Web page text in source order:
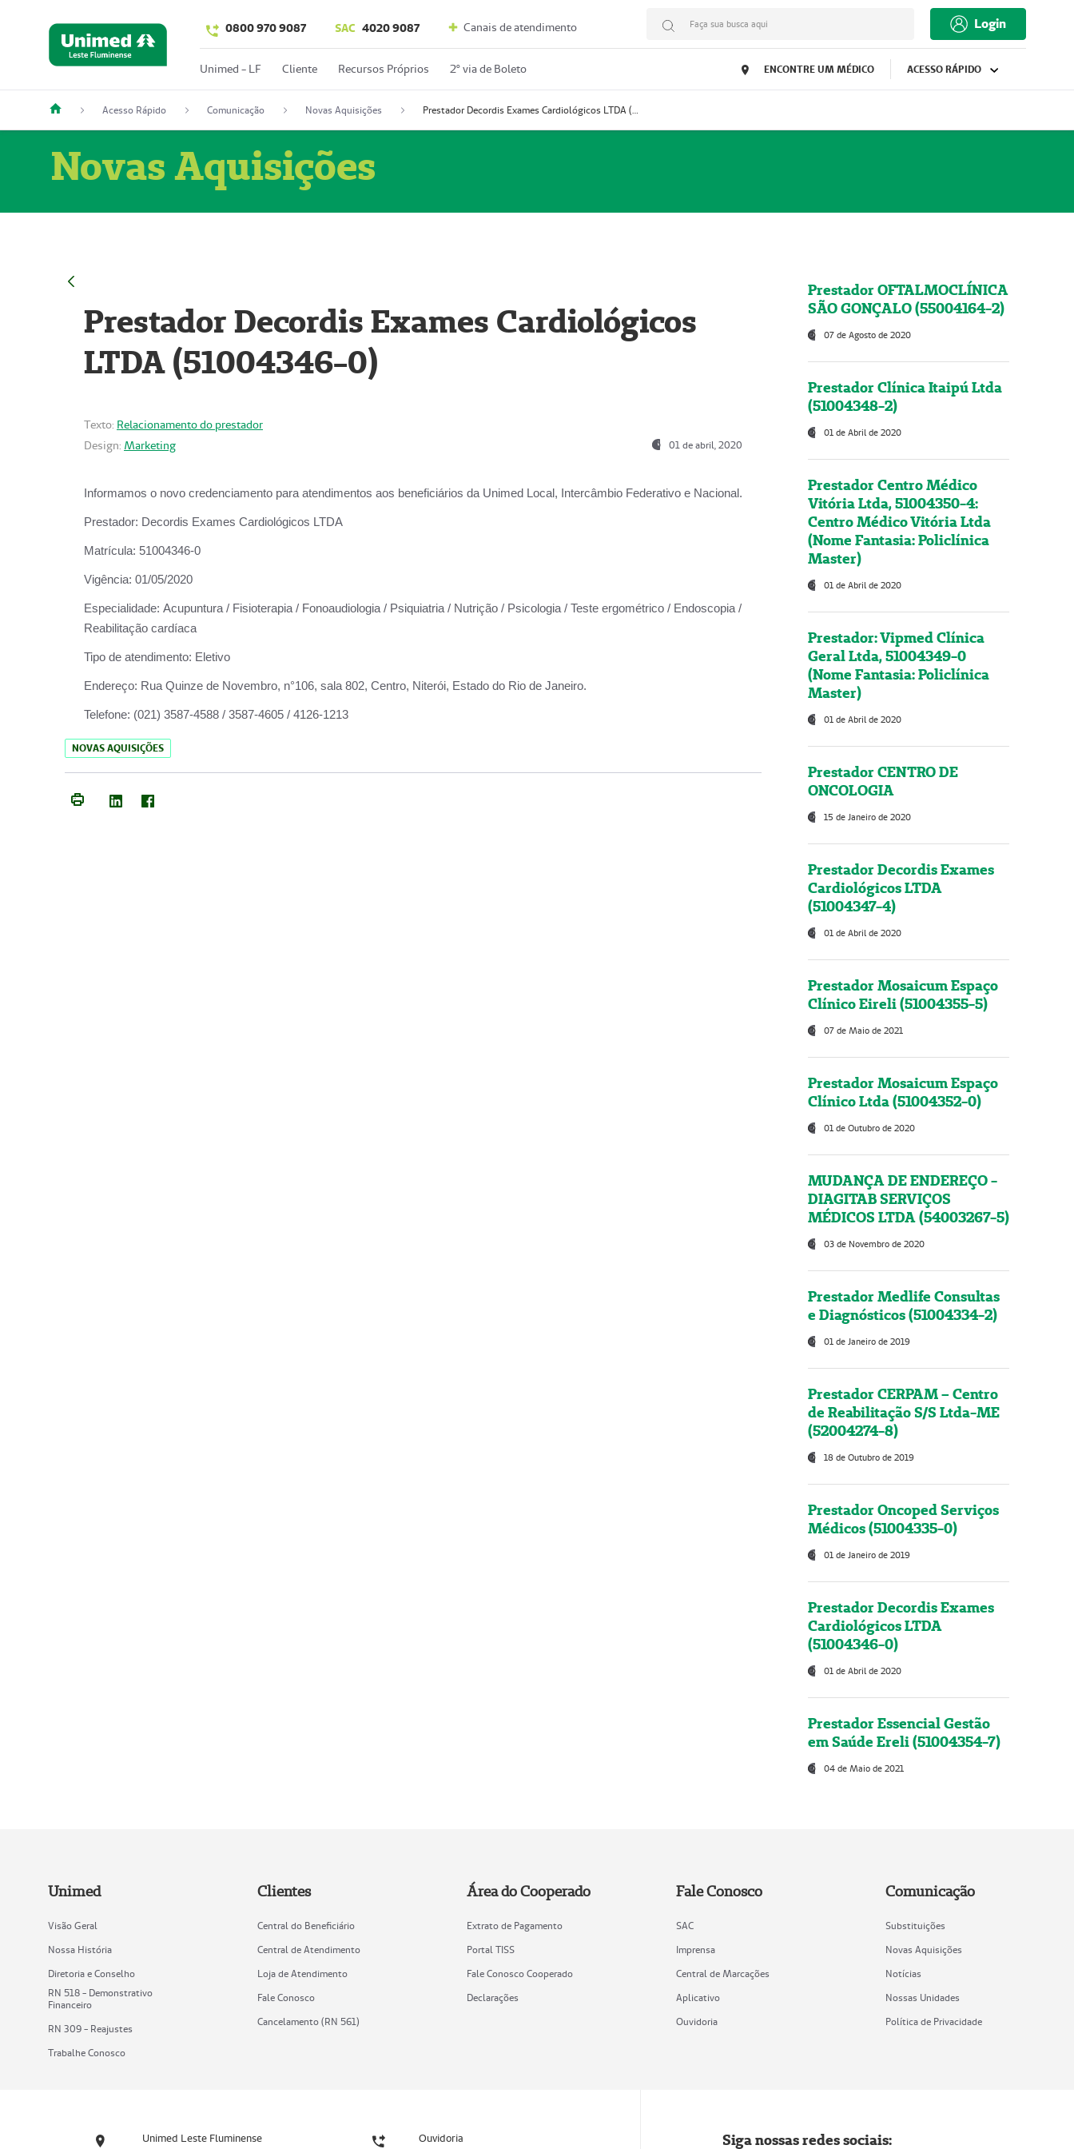
0800 970 9087 SAC 4020 9087 Canais de atendimento Faça sua busca aqui Login
Unimed - LF Cliente Recursos Próprios 2º via de Boleto ENCONTRE UM MÉDICO ACESSO RÁPIDO
Acesso Rápido Comunicação Novas Aquisições Prestador Decordis Exames Cardiológicos LTDA (51004346-0)
Novas Aquisições
Prestador Decordis Exames Cardiológicos
LTDA (51004346-0)
Texto: Relacionamento do prestador
Design: Marketing 01 de abril, 2020
Informamos o novo credenciamento para atendimentos aos beneficiários da Unimed Local, Intercâmbio Federativo e Nacional.
Prestador: Decordis Exames Cardiológicos LTDA
Matrícula: 51004346-0
Vigência: 01/05/2020
Especialidade: Acupuntura / Fisioterapia / Fonoaudiologia / Psiquiatria / Nutrição / Psicologia / Teste ergométrico / Endoscopia /
Reabilitação cardíaca
Tipo de atendimento: Eletivo
Endereço: Rua Quinze de Novembro, n°106, sala 802, Centro, Niterói, Estado do Rio de Janeiro.
Telefone: (021) 3587-4588 / 3587-4605 / 4126-1213
NOVAS AQUISIÇÕES
Prestador OFTALMOCLÍNICA
SÃO GONÇALO (55004164-2)
07 de Agosto de 2020
Prestador Clínica Itaipú Ltda
(51004348-2)
01 de Abril de 2020
Prestador Centro Médico
Vitória Ltda, 51004350-4:
Centro Médico Vitória Ltda
(Nome Fantasia: Policlínica
Master)
01 de Abril de 2020
Prestador: Vipmed Clínica
Geral Ltda, 51004349-0
(Nome Fantasia: Policlínica
Master)
01 de Abril de 2020
Prestador CENTRO DE
ONCOLOGIA
15 de Janeiro de 2020
Prestador Decordis Exames
Cardiológicos LTDA
(51004347-4)
01 de Abril de 2020
Prestador Mosaicum Espaço
Clínico Eireli (51004355-5)
07 de Maio de 2021
Prestador Mosaicum Espaço
Clínico Ltda (51004352-0)
01 de Outubro de 2020
MUDANÇA DE ENDEREÇO -
DIAGITAB SERVIÇOS
MÉDICOS LTDA (54003267-5)
03 de Novembro de 2020
Prestador Medlife Consultas
e Diagnósticos (51004334-2)
01 de Janeiro de 2019
Prestador CERPAM – Centro
de Reabilitação S/S Ltda-ME
(52004274-8)
18 de Outubro de 2019
Prestador Oncoped Serviços
Médicos (51004335-0)
01 de Janeiro de 2019
Prestador Decordis Exames
Cardiológicos LTDA
(51004346-0)
01 de Abril de 2020
Prestador Essencial Gestão
em Saúde Ereli (51004354-7)
04 de Maio de 2021
Unimed
Visão Geral
Nossa História
Diretoria e Conselho
RN 518 - Demonstrativo
Financeiro
RN 309 - Reajustes
Trabalhe Conosco
Clientes
Central do Beneficiário
Central de Atendimento
Loja de Atendimento
Fale Conosco
Cancelamento (RN 561)
Área do Cooperado
Extrato de Pagamento
Portal TISS
Fale Conosco Cooperado
Declarações
Fale Conosco
SAC
Imprensa
Central de Marcações
Aplicativo
Ouvidoria
Comunicação
Substituições
Novas Aquisições
Notícias
Nossas Unidades
Política de Privacidade
Unimed Leste Fluminense Ouvidoria Siga nossas redes sociais: